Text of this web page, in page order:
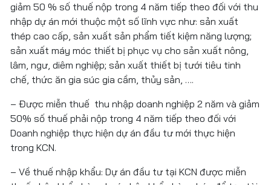
giảm 50 % số thuế nộp trong 4 năm tiếp theo đối với thu
nhập dự án mới thuộc một số lĩnh vực như: sản xuất
thép cao cấp, sản xuất sản phẩm tiết kiệm năng lượng;
sản xuất máy móc thiết bị phục vụ cho sản xuất nông,
lâm, ngư, diêm nghiệp; sản xuất thiết bị tưới tiêu tinh
chế, thức ăn gia súc gia cầm, thủy sản, ….
– Được miễn thuế thu nhập doanh nghiệp 2 năm và giảm
50% số thuế phải nộp trong 4 năm tiếp theo đối với
Doanh nghiệp thực hiện dự án đầu tư mới thực hiện
trong KCN.
– Về thuế nhập khẩu: Dự án đầu tư tại KCN được miễn